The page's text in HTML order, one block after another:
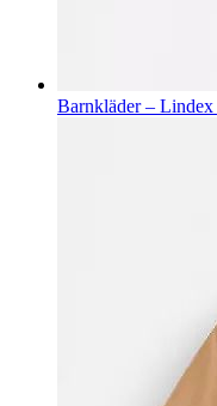
Barnkläder –